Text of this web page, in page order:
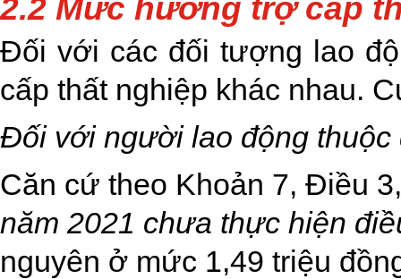
2.2 Mức hưởng trợ cấp
Đối với các đối tượng lao
cấp thất nghiệp khác nhau.
Đối với người lao động
Căn cứ theo Khoản 7, Điều
năm 2021 chưa thực hiện
nguyên ở mức 1,49 triệu